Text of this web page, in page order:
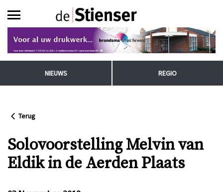
NIEUWS REGIO
Terug
Solovoorstelling Melvin van
Eldik in de Aerden Plaats